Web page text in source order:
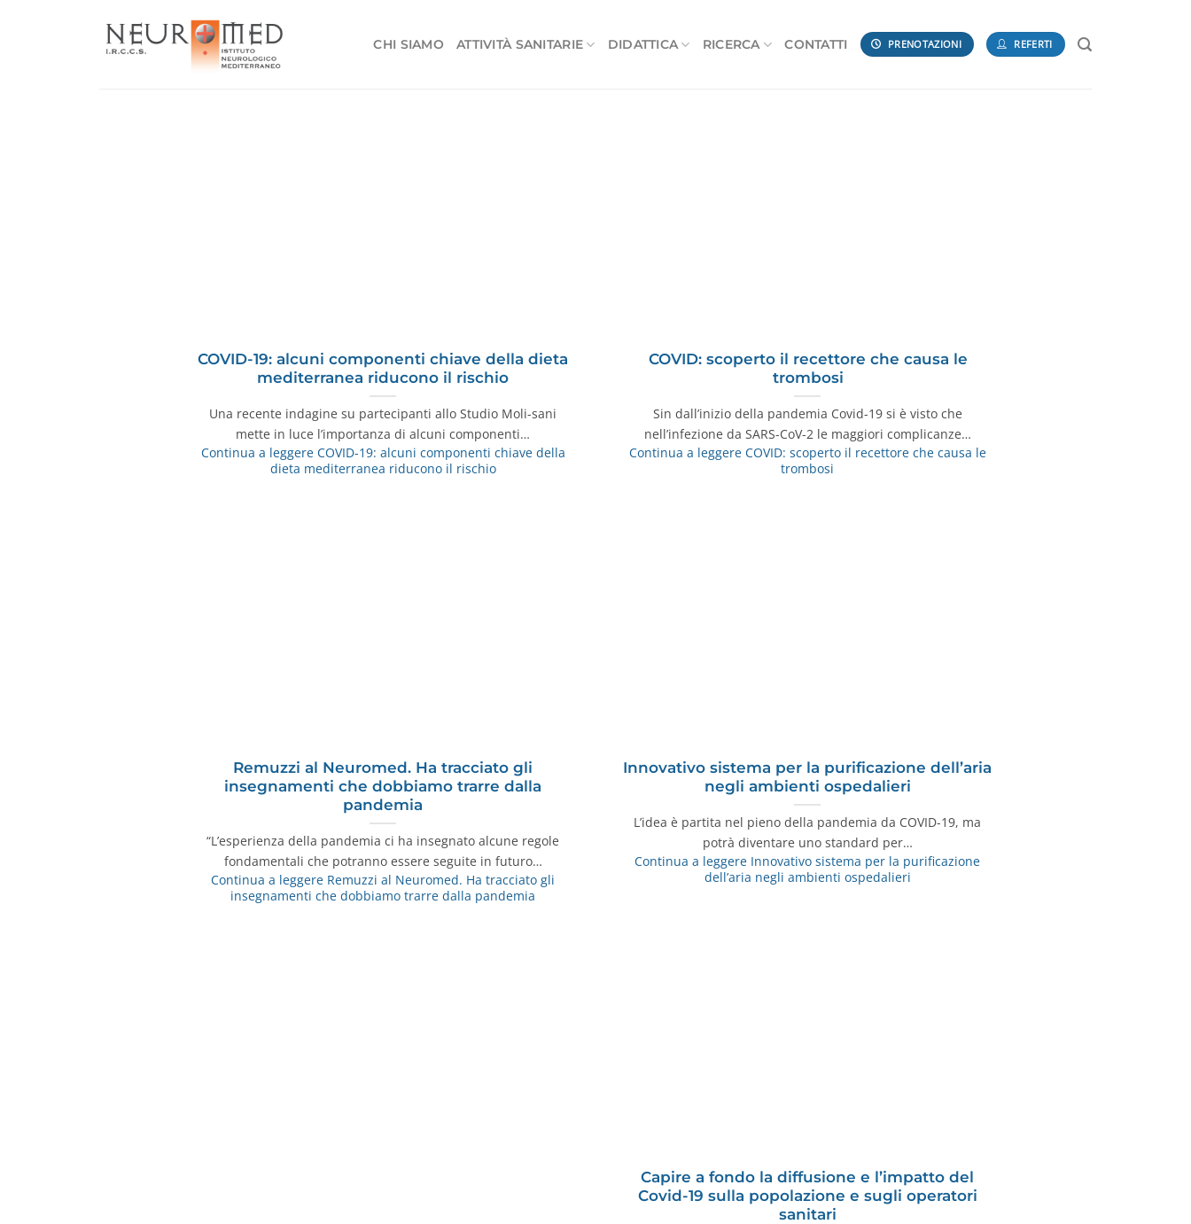
CHI SIAMO ATTIVITÀ SANITARIE DIDATTICA RICERCA CONTATTI PRENOTAZIONI REFERTI
COVID-19: alcuni componenti chiave della dieta
mediterranea riducono il rischio
Una recente indagine su partecipanti allo Studio Moli-sani
mette in luce l’importanza di alcuni componenti…
Continua a leggereCOVID-19: alcuni componenti chiave della
dieta mediterranea riducono il rischio
COVID: scoperto il recettore che causa le
trombosi
Sin dall’inizio della pandemia Covid-19 si è visto che
nell’infezione da SARS-CoV-2 le maggiori complicanze…
Continua a leggereCOVID: scoperto il recettore che causa le
trombosi
Remuzzi al Neuromed. Ha tracciato gli
insegnamenti che dobbiamo trarre dalla
pandemia
“L’esperienza della pandemia ci ha insegnato alcune regole
fondamentali che potranno essere seguite in futuro…
Continua a leggere Remuzzi al Neuromed. Ha tracciato gli
insegnamenti che dobbiamo trarre dalla pandemia
Innovativo sistema per la purificazione dell’aria
negli ambienti ospedalieri
L’idea è partita nel pieno della pandemia da COVID-19, ma
potrà diventare uno standard per…
Continua a leggere Innovativo sistema per la purificazione
dell’aria negli ambienti ospedalieri
Capire a fondo la diffusione e l’impatto del
Covid-19 sulla popolazione e sugli operatori
sanitari